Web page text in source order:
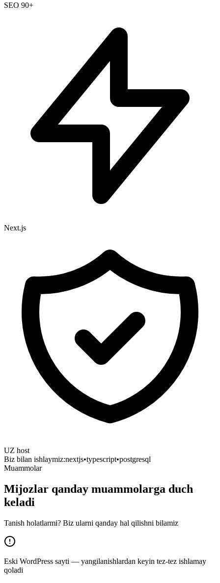
SEO 90+
Next.js
UZ host
Biz bilan ishlaymiz:nextjs•typescript•postgresql
Muammolar
Mijozlar qanday muammolarga duch
keladi
Tanish holatlarmi? Biz ularni qanday hal qilishni bilamiz
Eski WordPress sayti — yangilanishlardan keyin tez-tez ishlamay
qoladi